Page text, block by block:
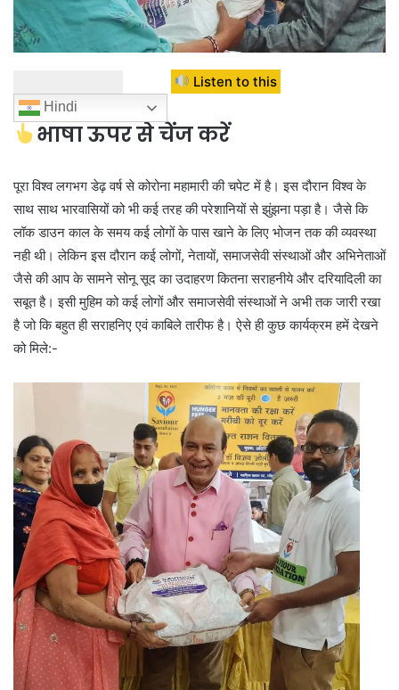
Listen to this
Hindi
भाषा ऊपर से चेंज करें
पूरा विश्व लगभग डेढ़ वर्ष से कोरोना महामारी की चपेट में है। इस दौरान विश्व के
साथ साथ भारवासियों को भी कई तरह की परेशानियों से झुंझना पड़ा है। जैसे कि
लॉक डाउन काल के समय कई लोगों के पास खाने के लिए भोजन तक की व्यवस्था
नही थी। लेकिन इस दौरान कई लोगों, नेतायों, समाजसेवी संस्थाओं और अभिनेताओं
जैसे की आप के सामने सोनू सूद का उदाहरण कितना सराहनीये और दरियादिली का
सबूत है। इसी मुहिम को कई लोगों और समाजसेवी संस्थाओं ने अभी तक जारी रखा
है जो कि बहुत ही सराहनिए एवं काबिले तारीफ है। ऐसे ही कुछ कार्यक्रम हमें देखने
को मिले:-